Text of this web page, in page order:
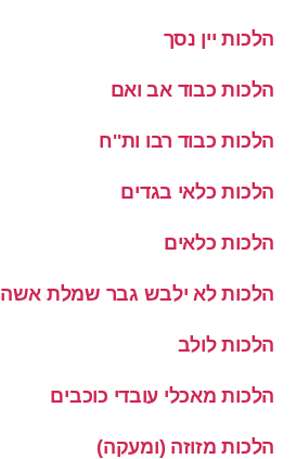
הלכות יין נסך
הלכות כבוד אב ואם
הלכות כבוד רבו ות''ח
הלכות כלאי בגדים
הלכות כלאים
הלכות לא ילבש גבר שמלת אשה
הלכות לולב
הלכות מאכלי עובדי כוכבים
הלכות מזוזה (ומעקה)